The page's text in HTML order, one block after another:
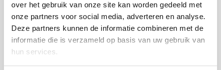
over het gebruik van onze site kan worden gedeeld met
onze partners voor social media, adverteren en analyse.
Deze partners kunnen de informatie combineren met de
informatie die is verzameld op basis van uw gebruik van
hun services.
Categorieën
WTW FILTERS
LUCHTVERWARMING FILTERS
FILTERDOEKEN / MATTEN